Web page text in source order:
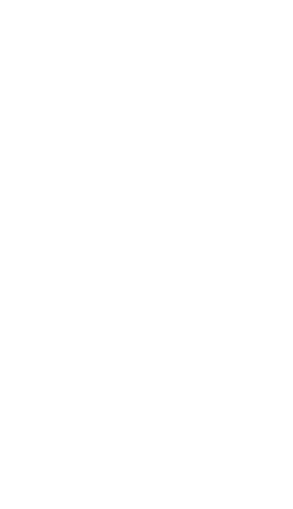
“开入在追求理想的理性与疯狂之间摇摆
引出“婴胎报仇”，“娘娘索命”等一连